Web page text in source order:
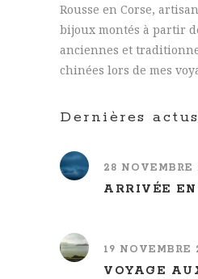
Rousse en Corse,
bijoux montés à partir
anciennes et
chinées lors de mes
Dernières actus
28 NOVEMBRE
ARRIVÉE EN
19 NOVEMBRE
VOYAGE